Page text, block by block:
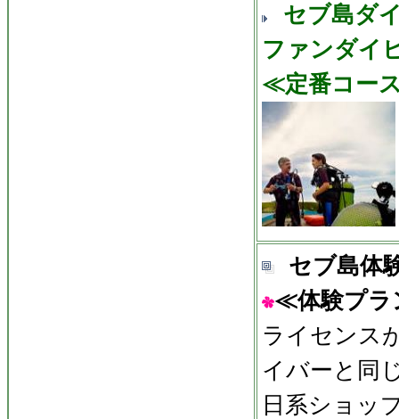
セブ島ダ
ファンダイ
≪定番コー
セブ島体
≪体験プ
ライセンス
イバーと同
日系ショッ